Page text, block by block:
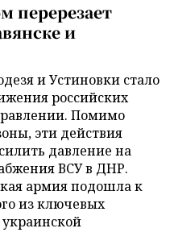
перерезает
и
и Устиновки стало
российских
Помимо
эти действия
давление на
ВСУ в ДНР.
армия подошла к
из ключевых